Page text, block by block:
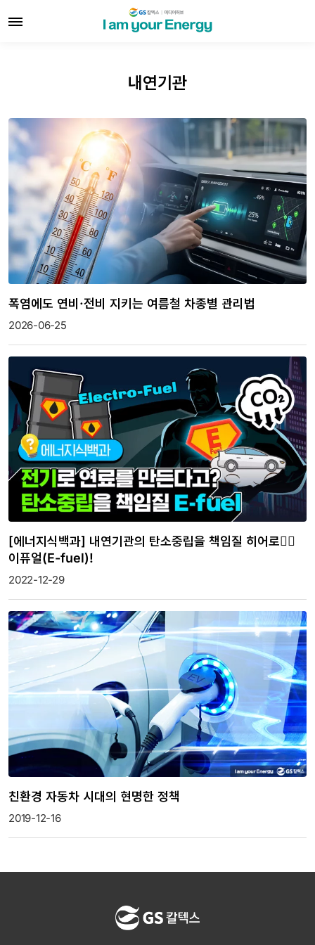
내연기관
폭염에도 연비·전비 지키는 여름철 차종별 관리법
2026-06-25
[에너지식백과] 내연기관의 탄소중립을 책임질 히어로🦸‍♂️
이퓨얼(E-fuel)!
2022-12-29
친환경 자동차 시대의 현명한 정책
2019-12-16